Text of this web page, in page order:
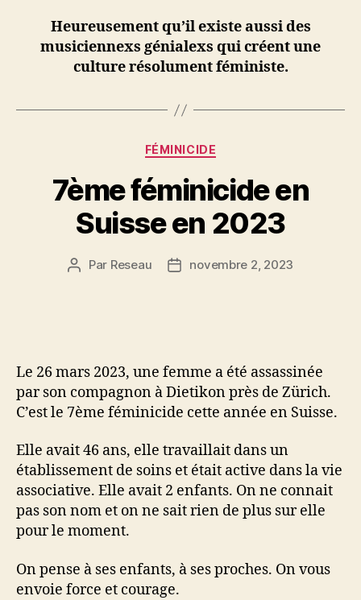
Heureusement qu’il existe aussi des
musiciennexs génialexs qui créent une
culture résolument féministe.
Catégories
FÉMINICIDE
7ème féminicide en
Suisse en 2023
Auteur
Par Reseau
Datenovembre 2, 2023
Le 26 mars 2023, une femme a été assassinée
par son compagnon à Dietikon près de Zürich.
C’est le 7ème féminicide cette année en Suisse.
Elle avait 46 ans, elle travaillait dans un
établissement de soins et était active dans la vie
associative. Elle avait 2 enfants. On ne connait
pas son nom et on ne sait rien de plus sur elle
pour le moment.
On pense à ses enfants, à ses proches. On vous
envoie force et courage.